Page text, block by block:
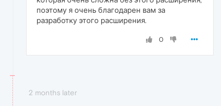
поэтому я очень благодарен вам за
разработку этого расширения.
0
2 months later